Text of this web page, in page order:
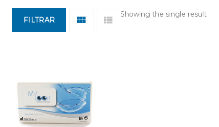
Showing the single result
FILTRAR